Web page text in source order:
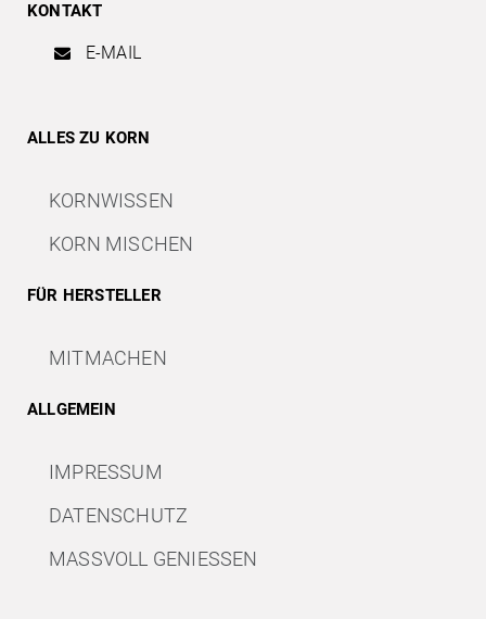
KONTAKT
E-MAIL
ALLES ZU KORN
KORNWISSEN
KORN MISCHEN
FÜR HERSTELLER
MITMACHEN
ALLGEMEIN
IMPRESSUM
DATENSCHUTZ
MASSVOLL GENIESSEN